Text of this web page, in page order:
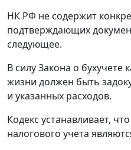
НК РФ не содержит
подтверждающих
следующее.
В силу Закона о бухучете
жизни должен быть
и указанных расходов.
Кодекс устанавливает,
налогового учета